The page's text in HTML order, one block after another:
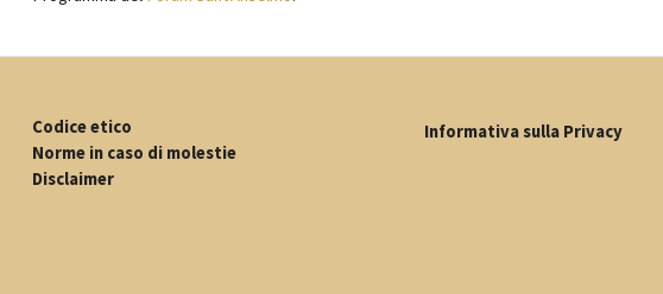
Codice etico
Norme in caso di molestie
Disclaimer
Informativa sulla Privacy